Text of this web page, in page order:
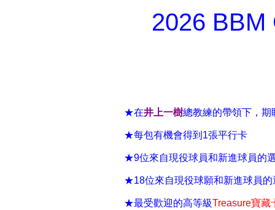
2026 BBM
★在井上一樹總教練的帶領下，期
★每包有機會得到1張平行卡
★9位來自現役球員和新進球員的
★18位來自現役球願和新進球員的
★最受歡迎的高等級Treasure寶藏